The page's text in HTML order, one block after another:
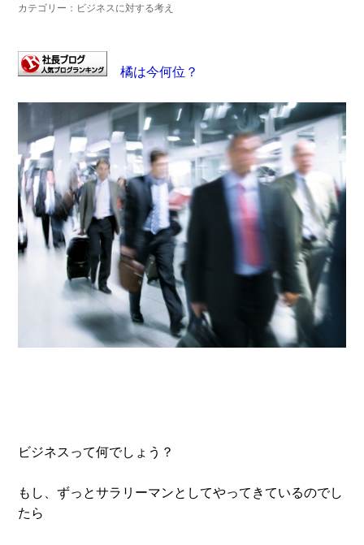
カテゴリー：ビジネスに対する考え
橘は今何位？
ビジネスって何でしょう？
もし、ずっとサラリーマンとしてやってきているのでし
たら